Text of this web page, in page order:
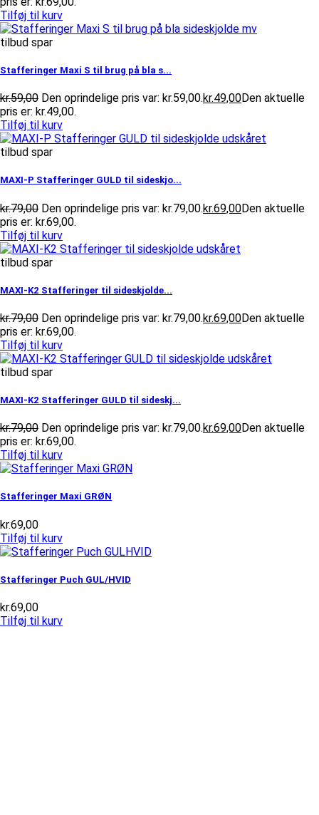
Tilføj til kurv
tilbud spar
Stafferinger Maxi S til brug på bla s...
kr.59,00 Den oprindelige pris var: kr.59,00.kr.49,00Den aktuelle
pris er: kr.49,00.
Tilføj til kurv
tilbud spar
MAXI-P Stafferinger GULD til sideskjo...
kr.79,00 Den oprindelige pris var: kr.79,00.kr.69,00Den aktuelle
pris er: kr.69,00.
Tilføj til kurv
tilbud spar
MAXI-K2 Stafferinger til sideskjolde...
kr.79,00 Den oprindelige pris var: kr.79,00.kr.69,00Den aktuelle
pris er: kr.69,00.
Tilføj til kurv
tilbud spar
MAXI-K2 Stafferinger GULD til sideskj...
kr.79,00 Den oprindelige pris var: kr.79,00.kr.69,00Den aktuelle
pris er: kr.69,00.
Tilføj til kurv
Stafferinger Maxi GRØN
kr.69,00
Tilføj til kurv
Stafferinger Puch GUL/HVID
kr.69,00
Tilføj til kurv